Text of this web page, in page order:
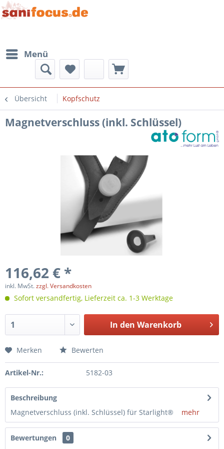
Menü
Übersicht Kopfschutz
Magnetverschluss (inkl. Schlüssel)
116,62 € *
inkl. MwSt.zzgl. Versandkosten
Sofort versandfertig, Lieferzeit ca. 1-3 Werktage
In den Warenkorb
Merken Bewerten
Artikel-Nr.: 5182-03
Beschreibung
Magnetverschluss (inkl. Schlüssel) für Starlight® mehr
Bewertungen
0